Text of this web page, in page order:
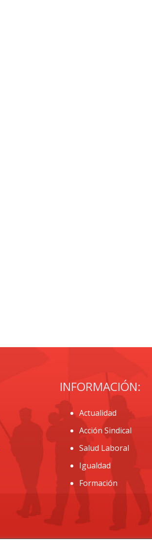
INFORMACIÓN:
Actualidad
Acción Sindical
Salud Laboral
Igualdad
Formación